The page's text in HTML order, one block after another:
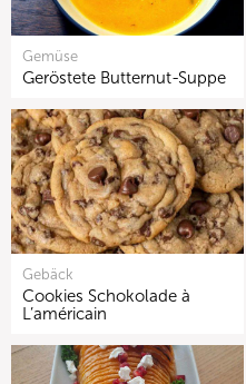
Gemüse
Geröstete Butternut-Suppe
Gebäck
Cookies Schokolade à
L’américain